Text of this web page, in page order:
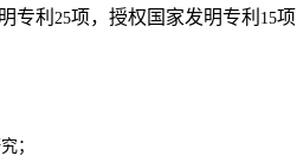
专利 25项，授权国家发明专利 15项
；